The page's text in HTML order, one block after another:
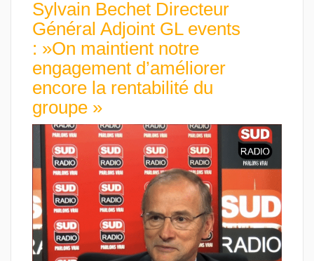
Sylvain Bechet Directeur
Général Adjoint GL events
: »On maintient notre
engagement d’améliorer
encore la rentabilité du
groupe »